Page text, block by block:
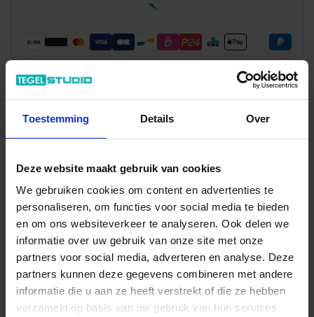
Toestemming Details Over
Deze website maakt gebruik van cookies
We gebruiken cookies om content en advertenties te
personaliseren, om functies voor social media te bieden
en om ons websiteverkeer te analyseren. Ook delen we
informatie over uw gebruik van onze site met onze
partners voor social media, adverteren en analyse. Deze
partners kunnen deze gegevens combineren met andere
informatie die u aan ze heeft verstrekt of die ze hebben
verzameld op basis van uw gebruik van hun services.
Onze verkoopspecialisten staan graag voor je klaar:
Di – Vr 09.00 – 18.00
+31 (0) 478 - 69 11 63 Productaanvraag
Quintessenza Tinte Indrukken